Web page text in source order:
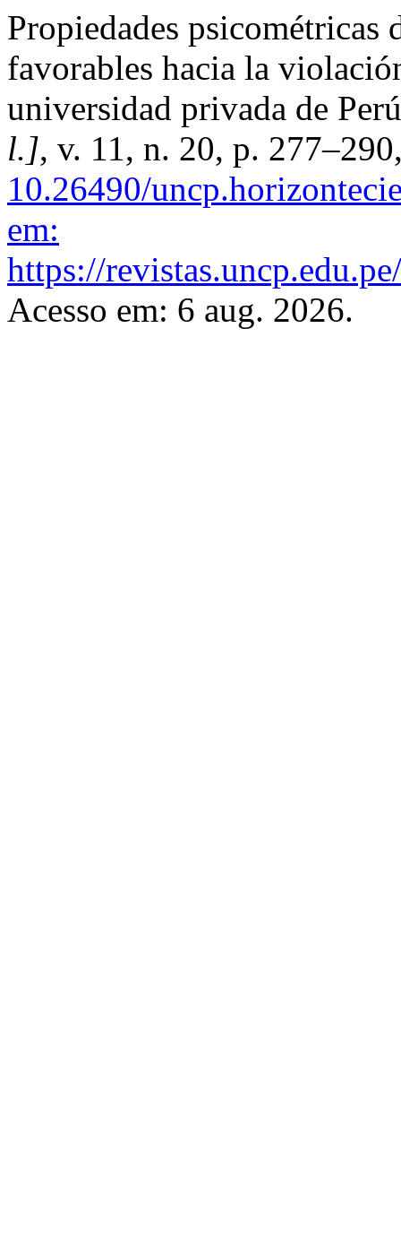
Propiedades psicométricas
favorables hacia la
universidad privada de
l.], v. 11, n. 20, p.
10.26490/
em:
https://
Acesso em: 6 aug. 2026.